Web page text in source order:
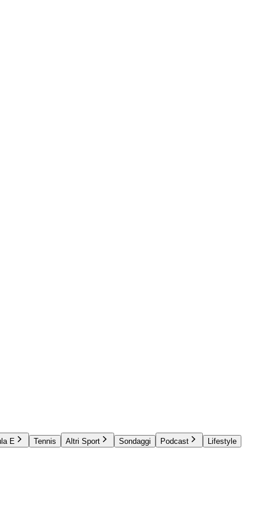
E Tennis Altri Sport Sondaggi Podcast
Lifestyle